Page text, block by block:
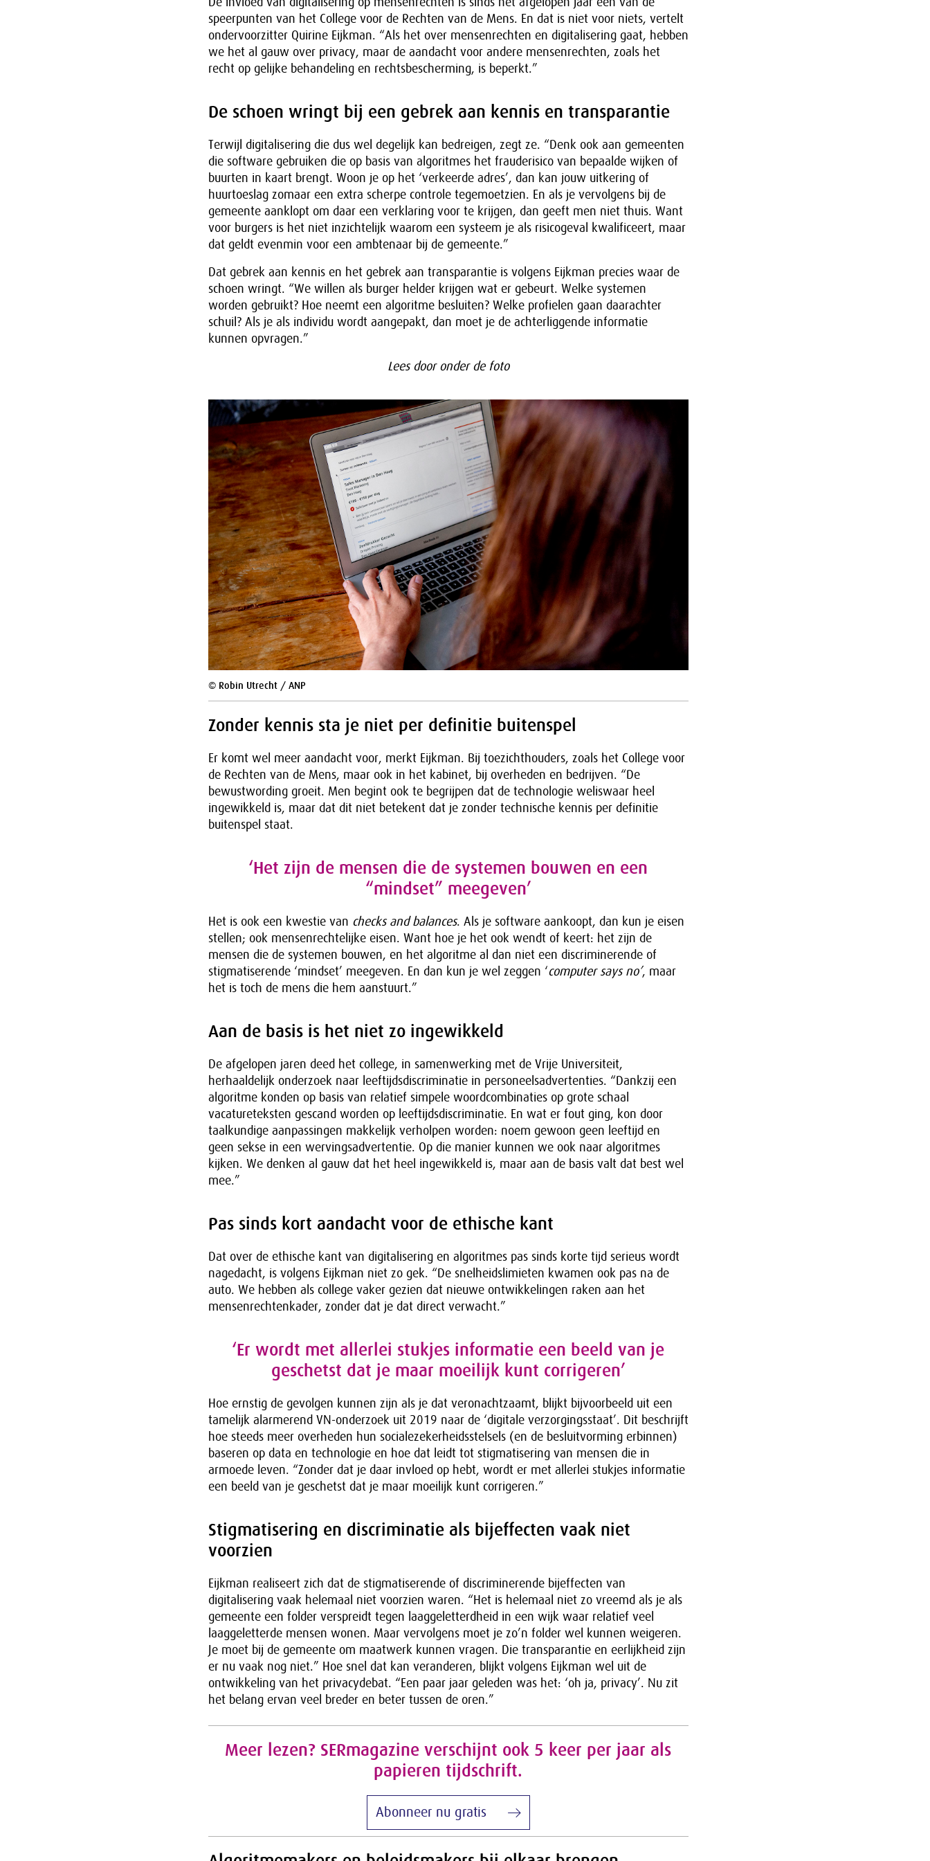
speerpunten van het College voor de Rechten van de Mens. En dat is niet voor niets, vertelt
ondervoorzitter Quirine Eijkman. “Als het over mensenrechten en digitalisering gaat, hebben
we het al gauw over privacy, maar de aandacht voor andere mensenrechten, zoals het
recht op gelijke behandeling en rechtsbescherming, is beperkt.”
De schoen wringt bij een gebrek aan kennis en transparantie
Terwijl digitalisering die dus wel degelijk kan bedreigen, zegt ze. “Denk ook aan gemeenten
die software gebruiken die op basis van algoritmes het frauderisico van bepaalde wijken of
buurten in kaart brengt. Woon je op het ‘verkeerde adres’, dan kan jouw uitkering of
huurtoeslag zomaar een extra scherpe controle tegemoetzien. En als je vervolgens bij de
gemeente aanklopt om daar een verklaring voor te krijgen, dan geeft men niet thuis. Want
voor burgers is het niet inzichtelijk waarom een systeem je als risicogeval kwalificeert, maar
dat geldt evenmin voor een ambtenaar bij de gemeente.”
Dat gebrek aan kennis en het gebrek aan transparantie is volgens Eijkman precies waar de
schoen wringt. “We willen als burger helder krijgen wat er gebeurt. Welke systemen
worden gebruikt? Hoe neemt een algoritme besluiten? Welke profielen gaan daarachter
schuil? Als je als individu wordt aangepakt, dan moet je de achterliggende informatie
kunnen opvragen.”
Lees door onder de foto
© Robin Utrecht / ANP
Zonder kennis sta je niet per definitie buitenspel
Er komt wel meer aandacht voor, merkt Eijkman. Bij toezichthouders, zoals het College voor
de Rechten van de Mens, maar ook in het kabinet, bij overheden en bedrijven. “De
bewustwording groeit. Men begint ook te begrijpen dat de technologie weliswaar heel
ingewikkeld is, maar dat dit niet betekent dat je zonder technische kennis per definitie
buitenspel staat.
‘Het zijn de mensen die de systemen bouwen en een
“mindset” meegeven’
Het is ook een kwestie van checks and balances. Als je software aankoopt, dan kun je eisen
stellen; ook mensenrechtelijke eisen. Want hoe je het ook wendt of keert: het zijn de
mensen die de systemen bouwen, en het algoritme al dan niet een discriminerende of
stigmatiserende ‘mindset’ meegeven. En dan kun je wel zeggen ‘computer says no’, maar
het is toch de mens die hem aanstuurt.”
Aan de basis is het niet zo ingewikkeld
De afgelopen jaren deed het college, in samenwerking met de Vrije Universiteit,
herhaaldelijk onderzoek naar leeftijdsdiscriminatie in personeelsadvertenties. “Dankzij een
algoritme konden op basis van relatief simpele woordcombinaties op grote schaal
vacatureteksten gescand worden op leeftijdsdiscriminatie. En wat er fout ging, kon door
taalkundige aanpassingen makkelijk verholpen worden: noem gewoon geen leeftijd en
geen sekse in een wervingsadvertentie. Op die manier kunnen we ook naar algoritmes
kijken. We denken al gauw dat het heel ingewikkeld is, maar aan de basis valt dat best wel
mee.”
Pas sinds kort aandacht voor de ethische kant
Dat over de ethische kant van digitalisering en algoritmes pas sinds korte tijd serieus wordt
nagedacht, is volgens Eijkman niet zo gek. “De snelheidslimieten kwamen ook pas na de
auto. We hebben als college vaker gezien dat nieuwe ontwikkelingen raken aan het
mensenrechtenkader, zonder dat je dat direct verwacht.”
‘Er wordt met allerlei stukjes informatie een beeld van je
geschetst dat je maar moeilijk kunt corrigeren’
Hoe ernstig de gevolgen kunnen zijn als je dat veronachtzaamt, blijkt bijvoorbeeld uit een
tamelijk alarmerend VN-onderzoek uit 2019 naar de ‘digitale verzorgingsstaat’. Dit beschrijft
hoe steeds meer overheden hun socialezekerheidsstelsels (en de besluitvorming erbinnen)
baseren op data en technologie en hoe dat leidt tot stigmatisering van mensen die in
armoede leven. “Zonder dat je daar invloed op hebt, wordt er met allerlei stukjes informatie
een beeld van je geschetst dat je maar moeilijk kunt corrigeren.”
Stigmatisering en discriminatie als bijeffecten vaak niet
voorzien
Eijkman realiseert zich dat de stigmatiserende of discriminerende bijeffecten van
digitalisering vaak helemaal niet voorzien waren. “Het is helemaal niet zo vreemd als je als
gemeente een folder verspreidt tegen laaggeletterdheid in een wijk waar relatief veel
laaggeletterde mensen wonen. Maar vervolgens moet je zo’n folder wel kunnen weigeren.
Je moet bij de gemeente om maatwerk kunnen vragen. Die transparantie en eerlijkheid zijn
er nu vaak nog niet.” Hoe snel dat kan veranderen, blijkt volgens Eijkman wel uit de
ontwikkeling van het privacydebat. “Een paar jaar geleden was het: ‘oh ja, privacy’. Nu zit
het belang ervan veel breder en beter tussen de oren.”
Meer lezen? SERmagazine verschijnt ook 5 keer per jaar als
papieren tijdschrift.
Abonneer nu gratis